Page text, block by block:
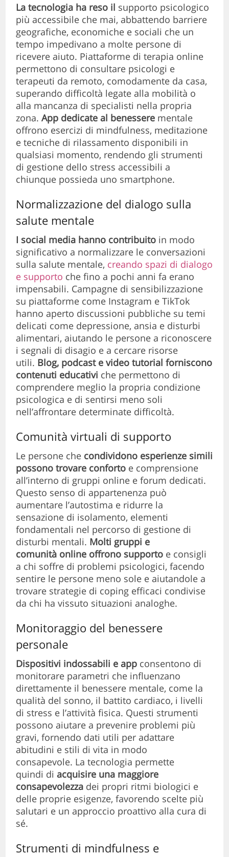
La tecnologia ha reso il supporto psicologico
più accessibile che mai, abbattendo barriere
geografiche, economiche e sociali che un
tempo impedivano a molte persone di
ricevere aiuto. Piattaforme di terapia online
permettono di consultare psicologi e
terapeuti da remoto, comodamente da casa,
superando difficoltà legate alla mobilità o
alla mancanza di specialisti nella propria
zona.App dedicate al benessere mentale
offrono esercizi di mindfulness, meditazione
e tecniche di rilassamento disponibili in
qualsiasi momento, rendendo gli strumenti
di gestione dello stress accessibili a
chiunque possieda uno smartphone.
Normalizzazione del dialogo sulla
salute mentale
I social media hanno contribuito in modo
significativo a normalizzare le conversazioni
sulla salute mentale, creando spazi di dialogo
e supporto che fino a pochi anni fa erano
impensabili. Campagne di sensibilizzazione
su piattaforme come Instagram e TikTok
hanno aperto discussioni pubbliche su temi
delicati come depressione, ansia e disturbi
alimentari, aiutando le persone a riconoscere
i segnali di disagio e a cercare risorse
utili. Blog, podcast e video tutorial forniscono
contenuti educativi che permettono di
comprendere meglio la propria condizione
psicologica e di sentirsi meno soli
nell’affrontare determinate difficoltà.
Comunità virtuali di supporto
Le persone che condividono esperienze simili
possono trovare conforto e comprensione
all’interno di gruppi online e forum dedicati.
Questo senso di appartenenza può
aumentare l’autostima e ridurre la
sensazione di isolamento, elementi
fondamentali nel percorso di gestione di
disturbi mentali. Molti gruppi e
comunità online offrono supporto e consigli
a chi soffre di problemi psicologici, facendo
sentire le persone meno sole e aiutandole a
trovare strategie di coping efficaci condivise
da chi ha vissuto situazioni analoghe.
Monitoraggio del benessere
personale
Dispositivi indossabili e app consentono di
monitorare parametri che influenzano
direttamente il benessere mentale, come la
qualità del sonno, il battito cardiaco, i livelli
di stress e l’attività fisica. Questi strumenti
possono aiutare a prevenire problemi più
gravi, fornendo dati utili per adattare
abitudini e stili di vita in modo
consapevole. La tecnologia permette
quindi di acquisire una maggiore
consapevolezza dei propri ritmi biologici e
delle proprie esigenze, favorendo scelte più
salutari e un approccio proattivo alla cura di
sé.
Strumenti di mindfulness e